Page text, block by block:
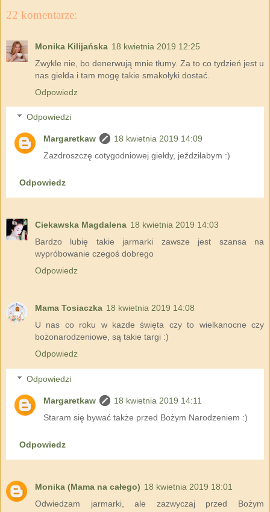
22 komentarze:
Monika Kilijańska 18 kwietnia 2019 12:25
Zwykle nie, bo denerwują mnie tłumy. Za to co tydzień jest u
nas giełda i tam mogę takie smakołyki dostać.
Odpowiedz
Odpowiedzi
Margaretkaw
18 kwietnia 2019 14:09
Zazdroszczę cotygodniowej giełdy, jeździłabym :)
Odpowiedz
Ciekawska Magdalena 18 kwietnia 2019 14:03
Bardzo lubię takie jarmarki zawsze jest szansa na
wypróbowanie czegoś dobrego
Odpowiedz
Mama Tosiaczka 18 kwietnia 2019 14:08
U nas co roku w kazde święta czy to wielkanocne czy
bożonarodzeniowe, są takie targi :)
Odpowiedz
Odpowiedzi
Margaretkaw
18 kwietnia 2019 14:11
Staram się bywać także przed Bożym Narodzeniem :)
Odpowiedz
Monika (Mama na całego) 18 kwietnia 2019 18:01
Odwiedzam jarmarki, ale zazwyczaj przed Bożym